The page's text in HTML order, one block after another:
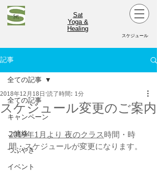
Sat
Yoga &
Healing
スケジュール
記事
全ての記事
キャンペーン
ご連絡
つぶやき
イベント
全ての記事
スケジュール変更のご案内
2018年12月18日 読了時間: 1分
2019年1月より 夜のクラス時間・時
間・スケジュールが変更になります。